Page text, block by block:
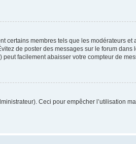
certains membres tels que les modérateurs et
de poster des messages sur le forum
facilement abaisser votre compteur de
Ceci pour empêcher l’utilisation